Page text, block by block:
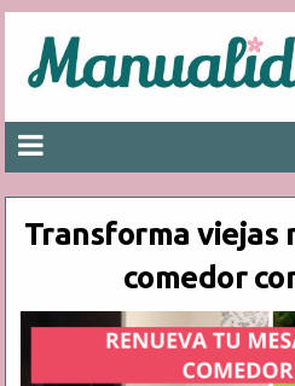
Transforma viejas
comedor